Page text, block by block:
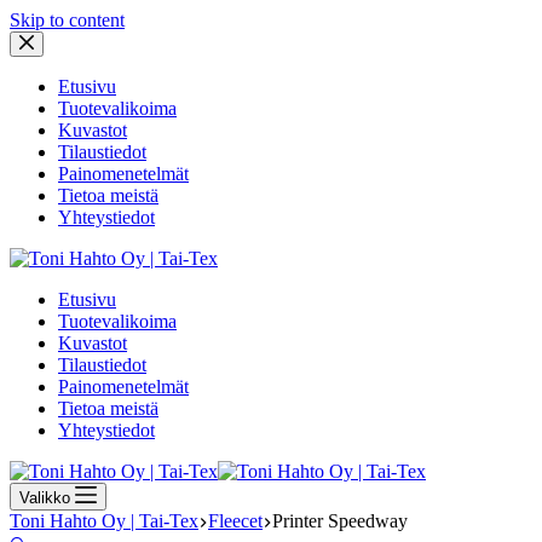
Skip to content
Etusivu
Tuotevalikoima
Kuvastot
Tilaustiedot
Painomenetelmät
Tietoa meistä
Yhteystiedot
Etusivu
Tuotevalikoima
Kuvastot
Tilaustiedot
Painomenetelmät
Tietoa meistä
Yhteystiedot
Valikko
Toni Hahto Oy | Tai-Tex Fleecet Printer Speedway